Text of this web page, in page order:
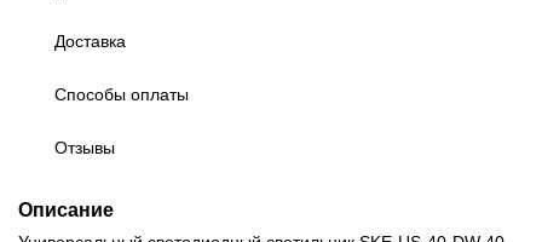
Доставка
Способы оплаты
Отзывы
Описание